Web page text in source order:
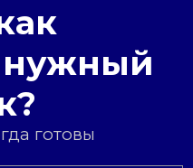
нужный
готовы